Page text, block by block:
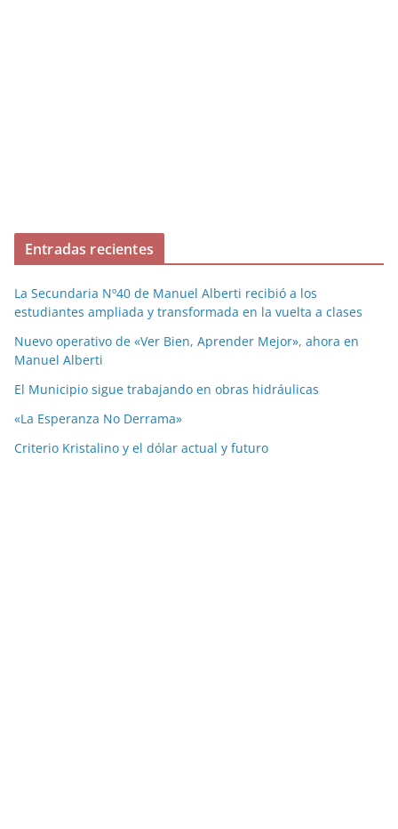
Entradas recientes
La Secundaria Nº40 de Manuel Alberti recibió a los
estudiantes ampliada y transformada en la vuelta a clases
Nuevo operativo de «Ver Bien, Aprender Mejor», ahora en
Manuel Alberti
El Municipio sigue trabajando en obras hidráulicas
«La Esperanza No Derrama»
Criterio Kristalino y el dólar actual y futuro